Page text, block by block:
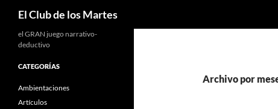
El Club de los Martes
Archivo por
el GRAN juego narrativo-
deductivo
CATEGORÍAS
Ambientaciones
Artículos